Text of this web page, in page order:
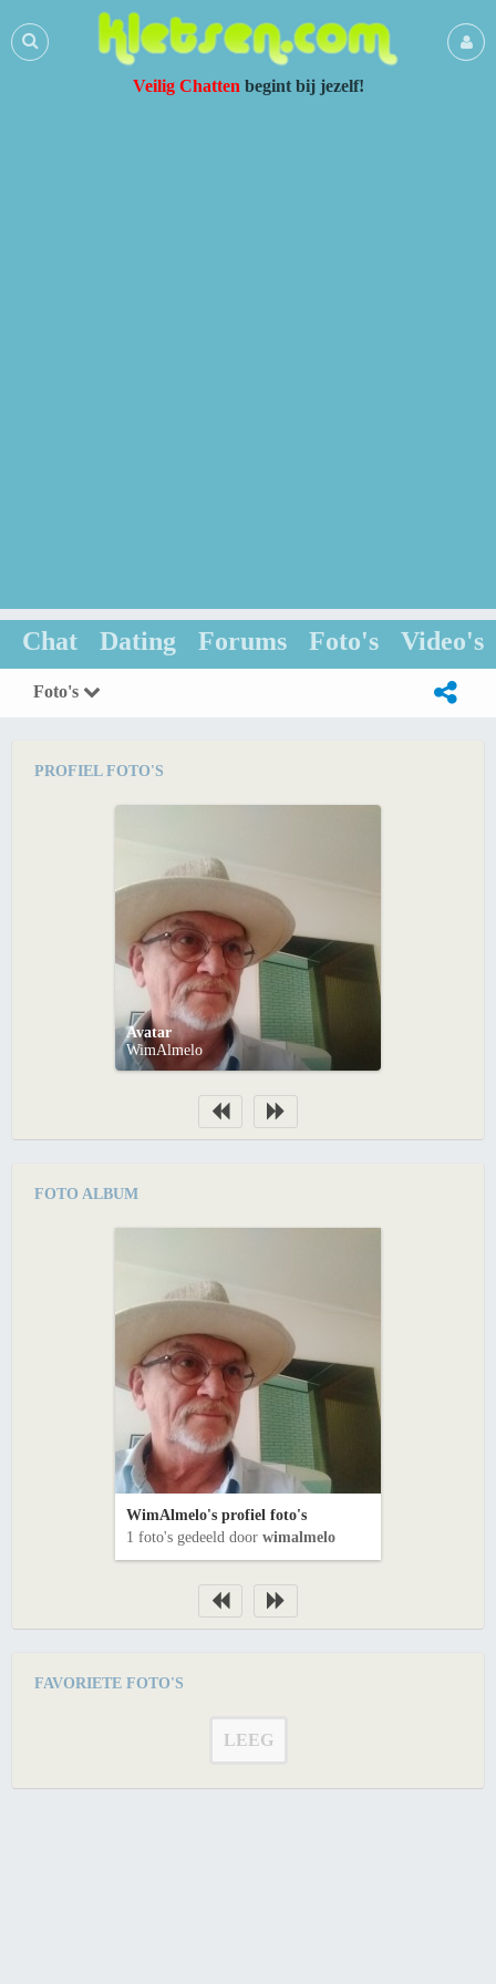
Veilig Chatten begint bij jezelf!
Chat Dating Forums Foto's Video's
Foto's
PROFIEL FOTO'S
Avatar
WimAlmelo
FOTO ALBUM
WimAlmelo's profiel foto's
1 foto's gedeeld door wimalmelo
FAVORIETE FOTO'S
LEEG